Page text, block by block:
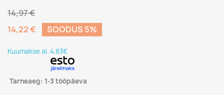
14,97 €
14,22 €
SOODUS 5%
Kuumakse al. 4.83€
Tarneaeg: 1-3 tööpäeva